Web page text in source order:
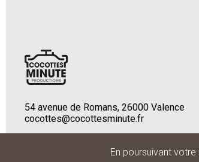
54 avenue de Romans, 26000 Valence
cocottes@cocottesminute.fr
En poursuivant